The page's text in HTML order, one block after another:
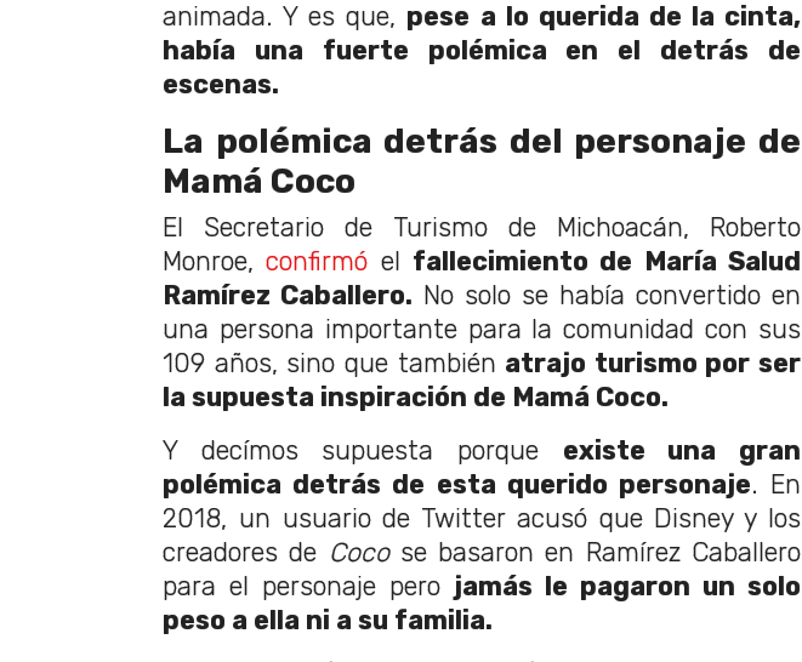
animada. Y es que, pese a lo querida de la cinta,
había una fuerte polémica en el detrás de
escenas.
La polémica detrás del personaje de
Mamá Coco
El Secretario de Turismo de Michoacán, Roberto
Monroe,confirmó el fallecimiento de María Salud
Ramírez Caballero. No solo se había convertido en
una persona importante para la comunidad con sus
109 años, sino que también atrajo turismo por ser
la supuesta inspiración de Mamá Coco.
Y decímos supuesta porque existe una gran
polémica detrás de esta querido personaje. En
2018, un usuario de Twitter acusó que Disney y los
creadores de Coco se basaron en Ramírez Caballero
para el personaje pero jamás le pagaron un solo
peso a ella ni a su familia.